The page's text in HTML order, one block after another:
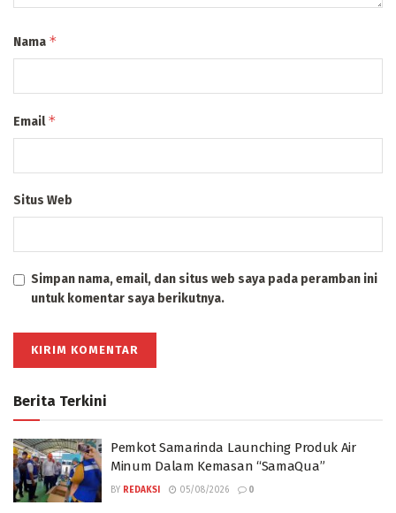
Nama *
Email*
Situs Web
Simpan nama, email, dan situs web saya pada peramban ini
untuk komentar saya berikutnya.
Berita Terkini
Pemkot Samarinda Launching Produk Air
Minum Dalam Kemasan “SamaQua”
BY REDAKSI 05/08/2026 0